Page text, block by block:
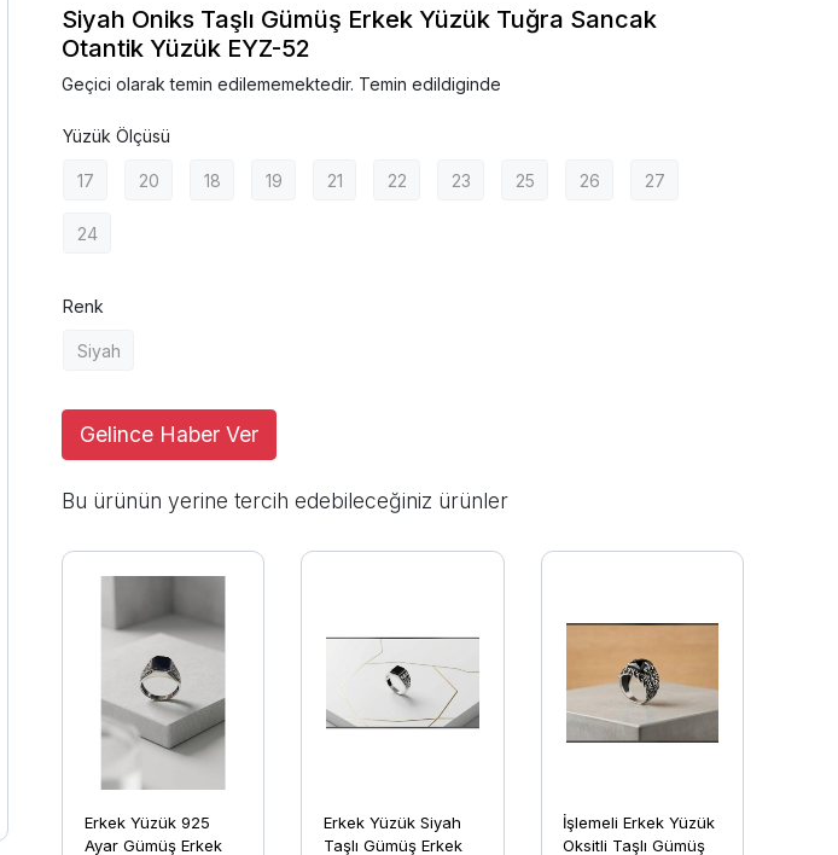
Siyah Oniks Taşlı Gümüş Erkek Yüzük Tuğra Sancak
Otantik Yüzük EYZ-52
Geçici olarak temin edilememektedir. Temin edildiginde
Yüzük Ölçüsü
17 20 18 19 21 22 23 25 26 27
24
Renk
Siyah
Gelince Haber Ver
Bu ürünün yerine tercih edebileceğiniz ürünler
Erkek Yüzük 925
Ayar Gümüş Erkek
Erkek Yüzük Siyah
Taşlı Gümüş Erkek
İşlemeli Erkek Yüzük
Oksitli Taşlı Gümüş